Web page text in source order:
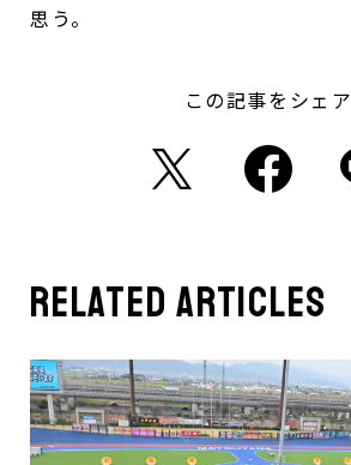
思う。
この記事をシェア
related articles